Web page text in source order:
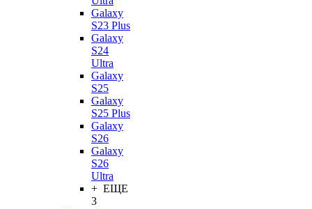
Galaxy
S23 Plus
Galaxy
S24
Ultra
Galaxy
S25
Galaxy
S25 Plus
Galaxy
S26
Galaxy
S26
Ultra
+ ЕЩЕ
3